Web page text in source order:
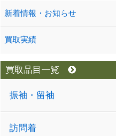
新着情報・お知らせ
買取実績
買取品目一覧
振袖・留袖
訪問着